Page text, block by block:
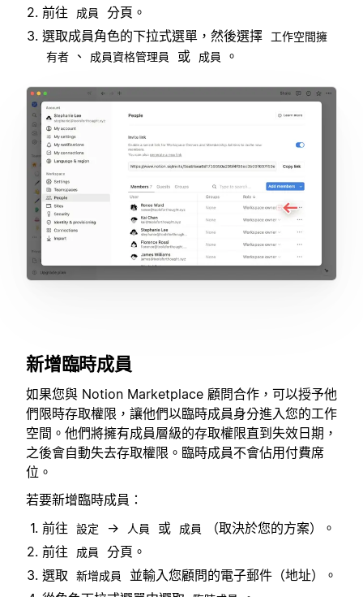
前往
成員
分頁。
選取成員角色的下拉式選單，然後選擇
工作空間擁
有者
、 成員資格管理員 或 成員 。
新增臨時成員
如果您與 Notion Marketplace 顧問合作，可以授予他
們限時存取權限，讓他們以臨時成員身分進入您的工作
空間。他們將擁有成員層級的存取權限直到失效日期，
之後會自動失去存取權限。臨時成員不會佔用付費席
位。
若要新增臨時成員：
前往
設定 → 人員 或 成員
（取決於您的方案）。
前往
成員
分頁。
選取
新增成員
並輸入您顧問的電子郵件（地址）。